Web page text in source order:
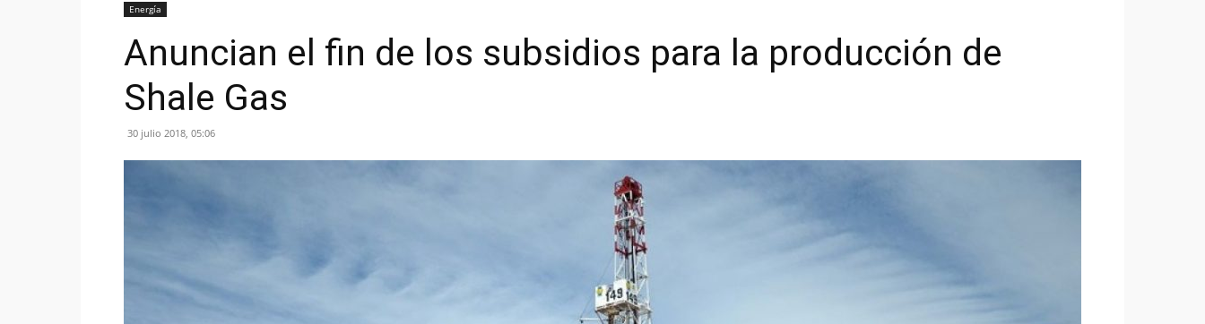
Energía
Anuncian el fin de los subsidios para la producción de
Shale Gas
30 julio 2018, 05:06